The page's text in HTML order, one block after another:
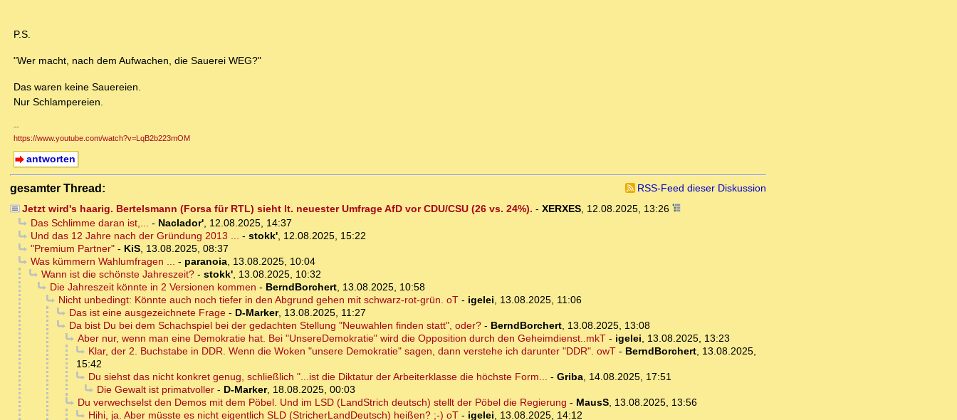
P.S.
"Wer macht, nach dem Aufwachen, die Sauerei WEG?"
Das waren keine Sauereien.
Nur Schlampereien.
--
https://www.youtube.com/watch?v=LqB2b223mOM
antworten
gesamter Thread:
RSS-Feed dieser Diskussion
Jetzt wird's haarig. Bertelsmann (Forsa für RTL) sieht lt. neuester Umfrage AfD vor CDU/CSU (26 vs. 24%). - XERXES, 12.08.2025, 13:26
Das Schlimme daran ist,... - Naclador', 12.08.2025, 14:37
Und das 12 Jahre nach der Gründung 2013 ... - stokk', 12.08.2025, 15:22
"Premium Partner"- KiS, 13.08.2025, 08:37
Was kümmern Wahlumfragen ... - paranoia, 13.08.2025, 10:04
Wann ist die schönste Jahreszeit?- stokk', 13.08.2025, 10:32
Die Jahreszeit könnte in 2 Versionen kommen - BerndBorchert, 13.08.2025, 10:58
Nicht unbedingt: Könnte auch noch tiefer in den Abgrund gehen mit schwarz-rot-grün. oT- igelei, 13.08.2025, 11:06
Das ist eine ausgezeichnete Frage- D-Marker, 13.08.2025, 11:27
Da bist Du bei dem Schachspiel bei der gedachten Stellung "Neuwahlen finden statt", oder?- BerndBorchert, 13.08.2025, 13:08
Aber nur, wenn man eine Demokratie hat. Bei "UnsereDemokratie" wird die Opposition durch den Geheimdienst..mkT- igelei, 13.08.2025, 13:23
Klar, der 2. Buchstabe in DDR. Wenn die Woken "unsere Demokratie" sagen, dann verstehe ich darunter "DDR". owT- BerndBorchert, 13.08.2025,
15:42
Du siehst das nicht konkret genug, schließlich "...ist die Diktatur der Arbeiterklasse die höchste Form... - Griba, 14.08.2025, 17:51
Die Gewalt ist primatvoller- D-Marker, 18.08.2025, 00:03
Du verwechselst den Demos mit dem Pöbel. Und im LSD (LandStrich deutsch) stellt der Pöbel die Regierung - MausS, 13.08.2025, 13:56
Hihi, ja. Aber müsste es nicht eigentlich SLD (StricherLandDeutsch) heißen? ;-) oT- igelei, 13.08.2025, 14:12